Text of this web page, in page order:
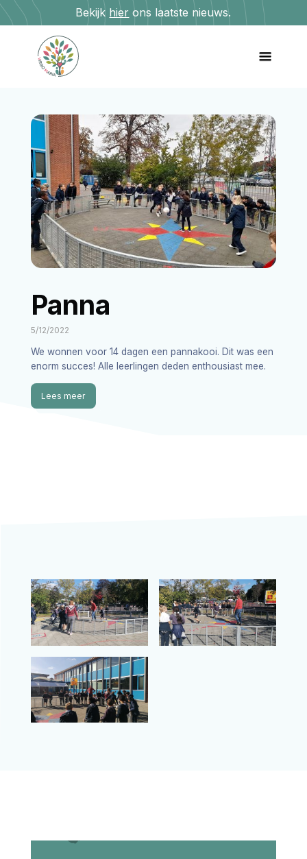
Bekijk hier ons laatste nieuws.
Panna
5/12/2022
We wonnen voor 14 dagen een pannakooi. Dit was een
enorm succes! Alle leerlingen deden enthousiast mee.
Lees meer